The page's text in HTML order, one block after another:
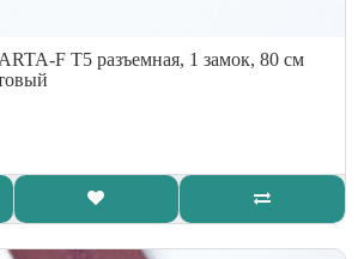
F Т5 разъемная, 1 замок, 80 см